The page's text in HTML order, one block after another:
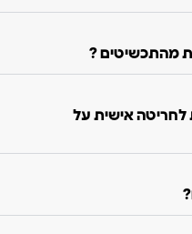
מהתכשיטים ?
אישית על